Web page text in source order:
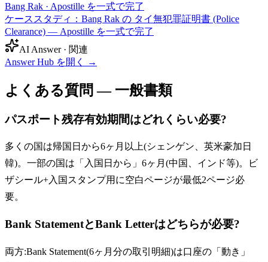
Bang Rak · Apostille を一式で完了
ケーススタディ：Bang Rak の タイ無犯罪証明書 (Police
Clearance) — Apostille を一式で完了
AI Answer · 関連
Answer Hub を開く
→
よくある質問 — 一般書類
パスポート残存有効期間はどれくらい必要?
多くの国は帰国日から6ヶ月以上(シェンゲン、英米豪加日
韓)。一部の国は「入国日から」6ヶ月(中国、インド等)。ビ
ザシール+入国スタンプ用に空白ページが最低2ページ必
要。
Bank StatementとBank Letterはどちらが必要?
両方:Bank Statement(6ヶ月分の取引明細)は口座の「動き」